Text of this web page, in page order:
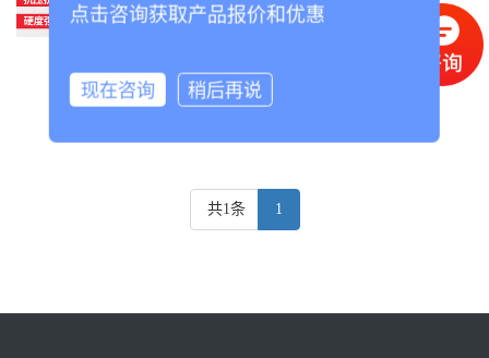
共1条 1
点击咨询获取产品报价和优惠
现在咨询 稍后再说